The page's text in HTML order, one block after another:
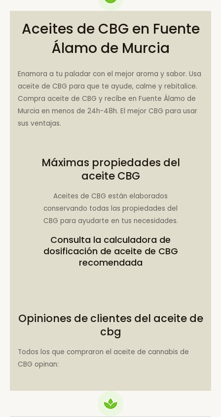
Aceites de CBG en Fuente
Álamo de Murcia
Enamora a tu paladar con el mejor aroma y sabor. Usa
aceite de CBG para que te ayude, calme y rebitalice.
Compra aceite de CBG y recíbe en Fuente Álamo de
Murcia en menos de 24h-48h. El mejor CBG para usar
sus ventajas.
Máximas propiedades del
aceite CBG
Aceites de CBG están elaborados
conservando todas las propiedades del
CBG para ayudarte en tus necesidades.
Consulta la calculadora de
dosificación de aceite de CBG
recomendada
Opiniones de clientes del aceite de
cbg
Todos los que compraron el aceite de cannabis de
CBG opinan: